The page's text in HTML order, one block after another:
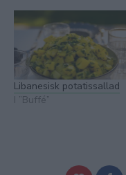
Libanesisk potatissallad
I ”Buffé”